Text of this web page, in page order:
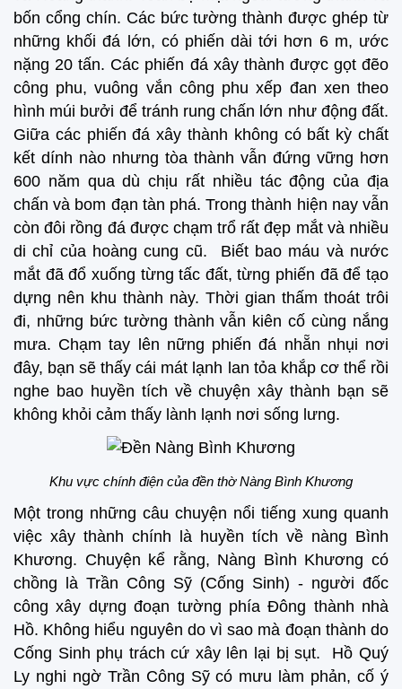
bốn cổng chín. Các bức tường thành được ghép từ
những khối đá lớn, có phiến dài tới hơn 6 m, ước
nặng 20 tấn. Các phiến đá xây thành được gọt đẽo
công phu, vuông vắn công phu xếp đan xen theo
hình múi bưởi để tránh rung chấn lớn như động đất.
Giữa các phiến đá xây thành không có bất kỳ chất
kết dính nào nhưng tòa thành vẫn đứng vững hơn
600 năm qua dù chịu rất nhiều tác động của địa
chấn và bom đạn tàn phá. Trong thành hiện nay vẫn
còn đôi rồng đá được chạm trổ rất đẹp mắt và nhiều
di chỉ của hoàng cung cũ. Biết bao máu và nước
mắt đã đổ xuống từng tấc đất, từng phiến đã để tạo
dựng nên khu thành này. Thời gian thấm thoát trôi
đi, những bức tường thành vẫn kiên cố cùng nắng
mưa. Chạm tay lên nững phiến đá nhẵn nhụi nơi
đây, bạn sẽ thấy cái mát lạnh lan tỏa khắp cơ thể rồi
nghe bao huyền tích về chuyện xây thành bạn sẽ
không khỏi cảm thấy lành lạnh nơi sống lưng.
Khu vực chính điện của đền thờ Nàng Bình Khương
Một trong những câu chuyện nổi tiếng xung quanh
việc xây thành chính là huyền tích về nàng Bình
Khương. Chuyện kể rằng, Nàng Bình Khương có
chồng là Trần Công Sỹ (Cống Sinh) - người đốc
công xây dựng đoạn tường phía Đông thành nhà
Hồ. Không hiểu nguyên do vì sao mà đoạn thành do
Cống Sinh phụ trách cứ xây lên lại bị sụt. Hồ Quý
Ly nghi ngờ Trần Công Sỹ có mưu làm phản, cố ý